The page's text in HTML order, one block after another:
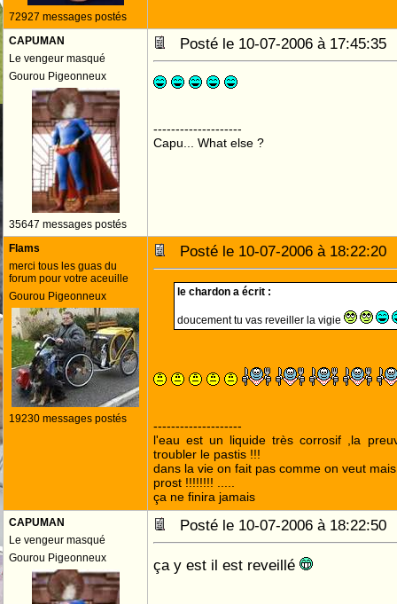
72927 messages postés
CAPUMAN
Le vengeur masqué
Gourou Pigeonneux
35647 messages postés
Posté le 10-07-2006 à
--------------------
Capu... What else ?
Flams
merci tous les guas du
forum pour votre aceuille
Gourou Pigeonneux
19230 messages postés
Posté le 10-07-2006 à
le chardon a écrit :
doucement tu vas reveiller la vigie
--------------------
l'eau est un liquide très corrosif ,la
troubler le pastis !!!
dans la vie on fait pas comme on veut
prost !!!!!!!! .....
ça ne finira jamais
CAPUMAN
Le vengeur masqué
Gourou Pigeonneux
Posté le 10-07-2006 à
ça y est il est reveillé